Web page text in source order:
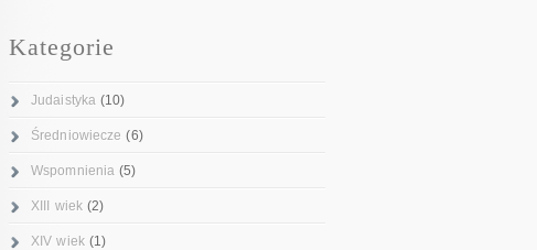
Kategorie
Judaistyka (10)
Średniowiecze (6)
Wspomnienia (5)
XIII wiek(2)
XIV wiek(1)